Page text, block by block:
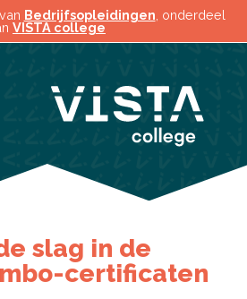
Bedrijfsopleidingen , onderdeel
VISTA college
slag in de
certificaten